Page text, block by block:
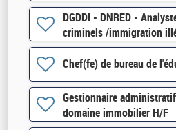
DGDDI - DNRED -
criminels /immigration
Chef(fe) de bureau de
Gestionnaire
domaine immobilier H/F